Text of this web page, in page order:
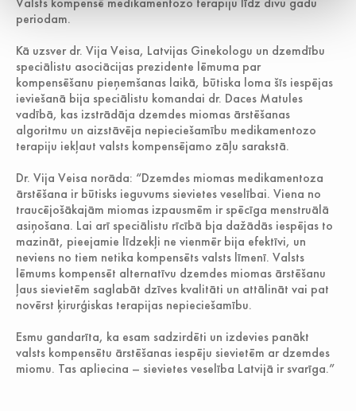
periodam.
Kā uzsver dr. Vija Veisa, Latvijas Ginekologu un dzemdību
speciālistu asociācijas prezidente lēmuma par
kompensēšanu pieņemšanas laikā, būtiska loma šīs iespējas
ieviešanā bija speciālistu komandai dr. Daces Matules
vadībā, kas izstrādāja dzemdes miomas ārstēšanas
algoritmu un aizstāvēja nepieciešamību medikamentozo
terapiju iekļaut valsts kompensējamo zāļu sarakstā.
Dr. Vija Veisa norāda: “Dzemdes miomas medikamentoza
ārstēšana ir būtisks ieguvums sievietes veselībai. Viena no
traucējošākajām miomas izpausmēm ir spēcīga menstruālā
asiņošana. Lai arī speciālistu rīcībā bja dažādās iespējas to
mazināt, pieejamie līdzekļi ne vienmēr bija efektīvi, un
neviens no tiem netika kompensēts valsts līmenī. Valsts
lēmums kompensēt alternatīvu dzemdes miomas ārstēšanu
ļaus sievietēm saglabāt dzīves kvalitāti un attālināt vai pat
novērst ķirurģiskas terapijas nepieciešamību.
Esmu gandarīta, ka esam sadzirdēti un izdevies panākt
valsts kompensētu ārstēšanas iespēju sievietēm ar dzemdes
miomu. Tas apliecina – sievietes veselība Latvijā ir svarīga.”